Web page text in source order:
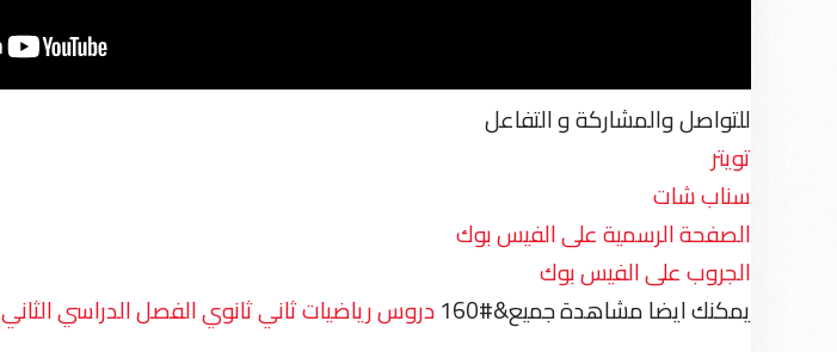
للتواصل والمشاركة و التفاعل
تويتر
سناب شات
الصفحة الرسمية على الفيس بوك
الجروب على الفيس بوك
يمكنك ايضا مشاهدة جميع&#160
دروس رياضيات ثاني ثانوي الفصل الدراسي الثاني